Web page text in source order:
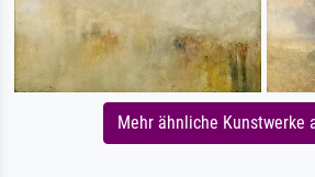
Mehr ähnliche Kunstwerke